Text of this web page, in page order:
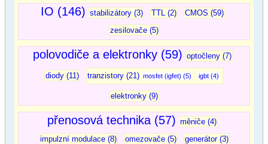
IO (146) stabilizátory (3) TTL (2)
CMOS (59)
zesilovače (5)
polovodiče a elektronky (59) optočleny (7)
diody (11) tranzistory (21) mosfet (igfet) (5) igbt (4)
elektronky (9)
přenosová technika (57) měniče (4)
impulzní modulace (8)
omezovače (5)
generátor (3)